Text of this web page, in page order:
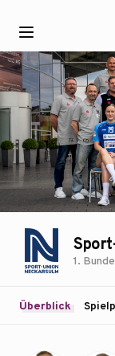
1.
Überblick